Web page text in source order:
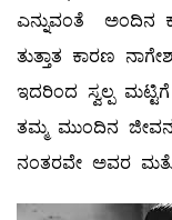
ಎನ್ನುವಂತೆ ಅಂದಿನ
ತುತ್ತಾತ ಕಾರಣ
ಇದರಿಂದ ಸ್ವಲ್ಪ
ತಮ್ಮ ಮುಂದಿನ
ನಂತರವೇ ಅವರ